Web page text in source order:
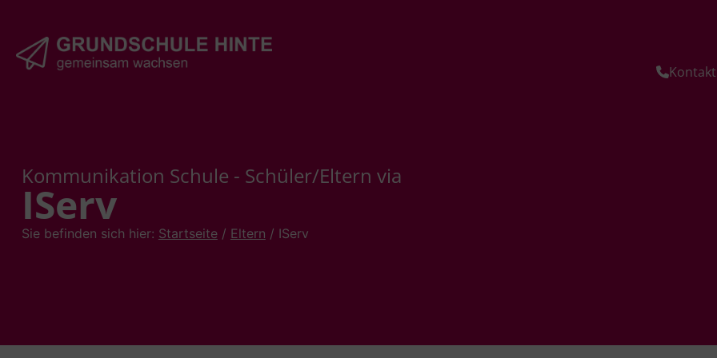
Kontakt
Kommunikation Schule - Schüler/Eltern via
IServ
Sie befinden sich hier: Startseite/ Eltern / IServ